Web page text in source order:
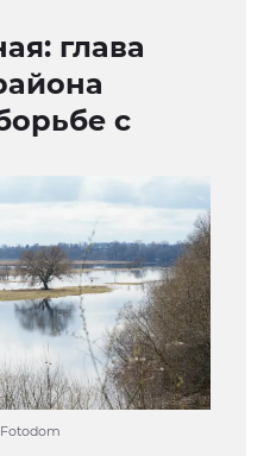
глава
с